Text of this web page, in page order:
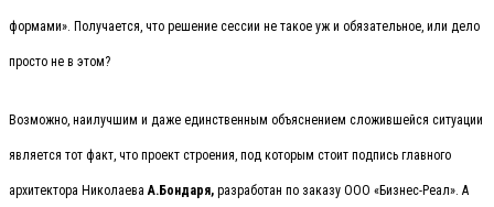
формами». Получается, что решение сессии не такое уж и обязательное, или дело
просто не в этом?
Возможно, наилучшим и даже единственным объяснением сложившейся ситуации
является тот факт, что проект строения, под которым стоит подпись главного
архитектора НиколаеваА.Бондаря, разработан по заказу ООО «Бизнес-Реал». А